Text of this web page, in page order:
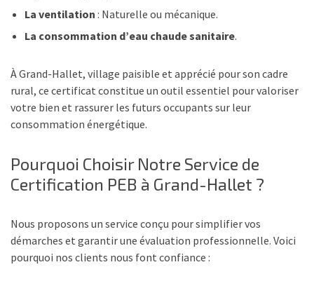
La ventilation : Naturelle ou mécanique.
La consommation d’eau chaude sanitaire.
À Grand-Hallet, village paisible et apprécié pour son cadre
rural, ce certificat constitue un outil essentiel pour valoriser
votre bien et rassurer les futurs occupants sur leur
consommation énergétique.
Pourquoi Choisir Notre Service de
Certification PEB à Grand-Hallet ?
Nous proposons un service conçu pour simplifier vos
démarches et garantir une évaluation professionnelle. Voici
pourquoi nos clients nous font confiance :